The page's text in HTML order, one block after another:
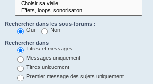
Rechercher dans les sous-forums :
Oui
Non
Rechercher dans :
Titres et messages
Messages uniquement
Titres uniquement
Premier message des sujets uniquement